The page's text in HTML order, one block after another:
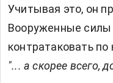
Учитывая это, он
Вооруженные силы
контратаковать
"... а скорее всего,